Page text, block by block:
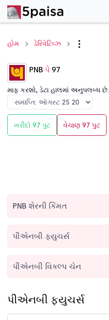
હોમ ડેરિવેટિવ્ઝ
PNB પે 97
માફ કરશો, ડેટા હાલમાં અનુપલબ્ધ છે.
ખરીદો 97 પુટ વેચાણ 97 પુટ
PNB શેરની કિંમત
પીએનબી ફ્યુચર્સ
પીએનબી વિકલ્પ ચેન
પીએનબી ફ્યુચર્સ